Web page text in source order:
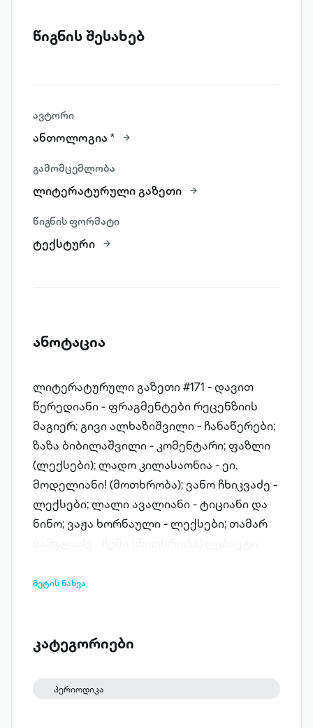
წიგნის შესახებ
ავტორი
ანთოლოგია *
გამომცემლობა
ლიტერატურული გაზეთი
წიგნის ფორმატი
ტექსტური
ანოტაცია
ლიტერატურული გაზეთი #171 - დავით
წერედიანი - ფრაგმენტები რეცენზიის
მაგიერ; გივი ალხაზიშვილი - ჩანაწერები;
ზაზა ბიბილაშვილი - კომენტარი; ფაზლი
(ლექსები); ლადო კილასაონია - ეი,
მოდელიანი! (მოთხრობა); ვანო ჩხიკვაძე -
ლექსები; ლალი ავალიანი - ტიციანი და
ნინო; ვაჟა ხორნაული - ლექსები; თამარ
ამირხანაშვილი - რეცენზია (დაბრუნების
თეა ხომასურიძემ); თბილისის
მეტის ნახვა
კატეგორიები
პერიოდიკა